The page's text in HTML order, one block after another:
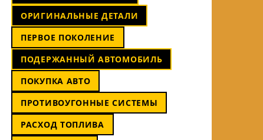
ОРИГИНАЛЬНЫЕ ДЕТАЛИ
ПЕРВОЕ ПОКОЛЕНИЕ
ПОДЕРЖАННЫЙ АВТОМОБИЛЬ
ПОКУПКА АВТО
ПРОТИВОУГОННЫЕ СИСТЕМЫ
РАСХОД ТОПЛИВА